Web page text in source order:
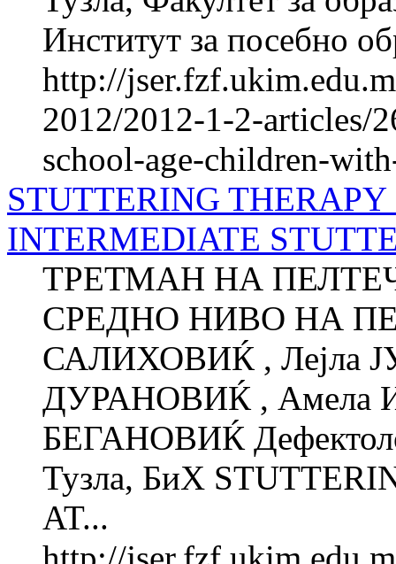
Институт за посебно
http://
2012/2012-1-2-articles/
school-age-children-
STUTTERING
INTERMEDIATE
ТРЕТМАН НА
СРЕДНО НИВО НА
САЛИХОВИЌ , Лејла
ДУРАНОВИЌ , Амела
БЕГАНОВИЌ
Тузла, БиХ
AT...